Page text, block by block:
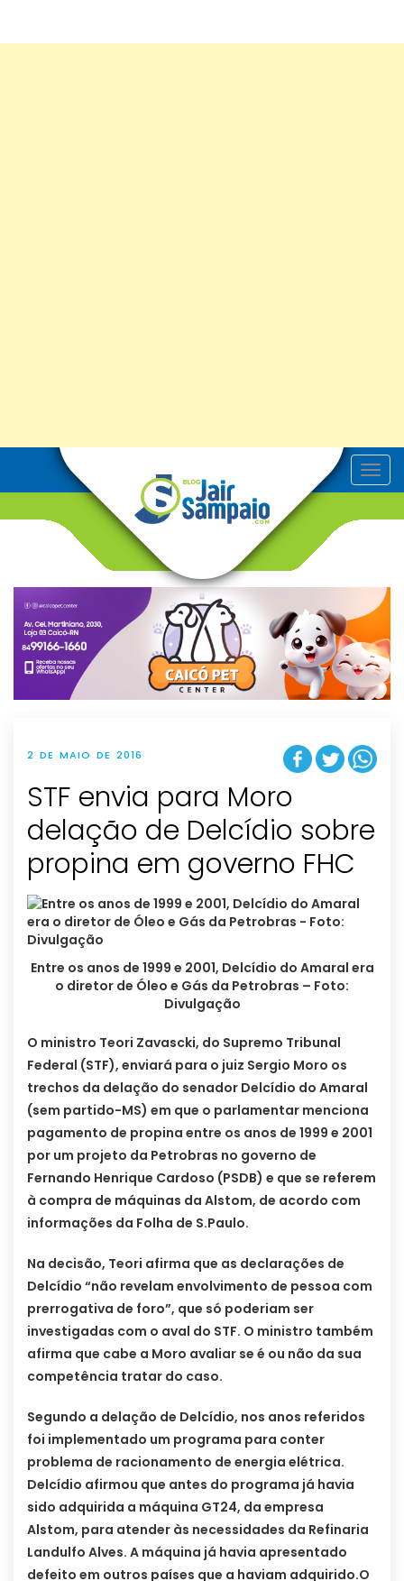
T
o
v
g
t
i
o
n
2 DE MAIO DE 2016
STF envia para Moro
delação de Delcídio sobre
propina em governo FHC
Entre os anos de 1999 e 2001, Delcídio do Amaral era
o diretor de Óleo e Gás da Petrobras – Foto:
Divulgação
O ministro Teori Zavascki, do Supremo Tribunal
Federal (STF), enviará para o juiz Sergio Moro os
trechos da delação do senador Delcídio do Amaral
(sem partido-MS) em que o parlamentar menciona
pagamento de propina entre os anos de 1999 e 2001
por um projeto da Petrobras no governo de
Fernando Henrique Cardoso (PSDB) e que se referem
à compra de máquinas da Alstom, de acordo com
informações da Folha de S.Paulo.
Na decisão, Teori afirma que as declarações de
Delcídio “não revelam envolvimento de pessoa com
prerrogativa de foro”, que só poderiam ser
investigadas com o aval do STF. O ministro também
afirma que cabe a Moro avaliar se é ou não da sua
competência tratar do caso.
Segundo a delação de Delcídio, nos anos referidos
foi implementado um programa para conter
problema de racionamento de energia elétrica.
Delcídio afirmou que antes do programa já havia
sido adquirida a máquina GT24, da empresa
Alstom, para atender às necessidades da Refinaria
Landulfo Alves. A máquina já havia apresentado
defeito em outros países que a haviam adquirido.O